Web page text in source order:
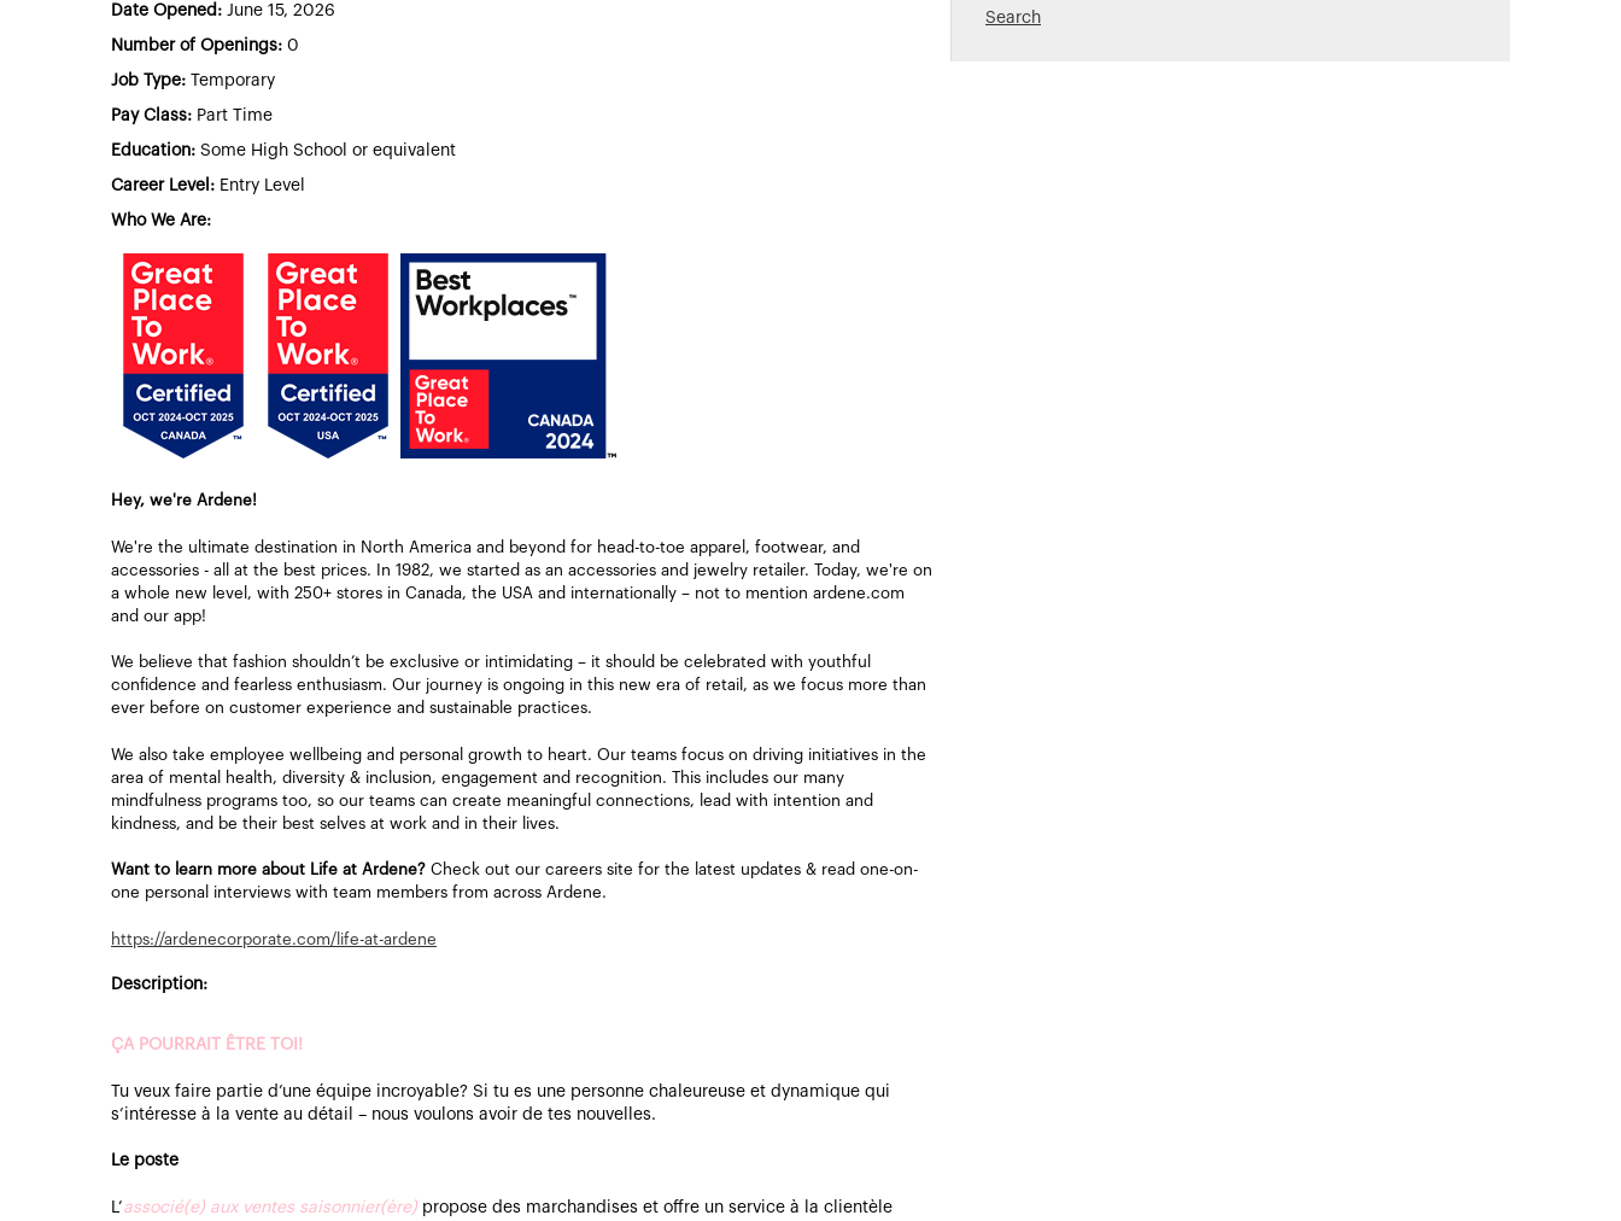
Date Opened: June 15, 2026
Number of Openings: 0
Job Type: Temporary
Pay Class: Part Time
Education: Some High School or equivalent
Career Level: Entry Level
Who We Are:
Hey, we're Ardene!
We're the ultimate destination in North America and beyond for head-to-toe apparel, footwear, and
accessories - all at the best prices. In 1982, we started as an accessories and jewelry retailer. Today, we're on
a whole new level, with 250+ stores in Canada, the USA and internationally – not to mention ardene.com
and our app!
We believe that fashion shouldn’t be exclusive or intimidating – it should be celebrated with youthful
confidence and fearless enthusiasm. Our journey is ongoing in this new era of retail, as we focus more than
ever before on customer experience and sustainable practices.
We also take employee wellbeing and personal growth to heart. Our teams focus on driving initiatives in the
area of mental health, diversity & inclusion, engagement and recognition. This includes our many
mindfulness programs too, so our teams can create meaningful connections, lead with intention and
kindness, and be their best selves at work and in their lives.
Want to learn more about Life at Ardene? Check out our careers site for the latest updates & read one-on-
one personal interviews with team members from across Ardene.
https://ardenecorporate.com/life-at-ardene
Description:
ÇA POURRAIT ÊTRE TOI!
Tu veux faire partie d’une équipe incroyable? Si tu es une personne chaleureuse et dynamique qui
s’intéresse à la vente au détail – nous voulons avoir de tes nouvelles.
Le poste
L’associé(e) aux ventes saisonnier(ère) propose des marchandises et offre un service à la clientèle
Search